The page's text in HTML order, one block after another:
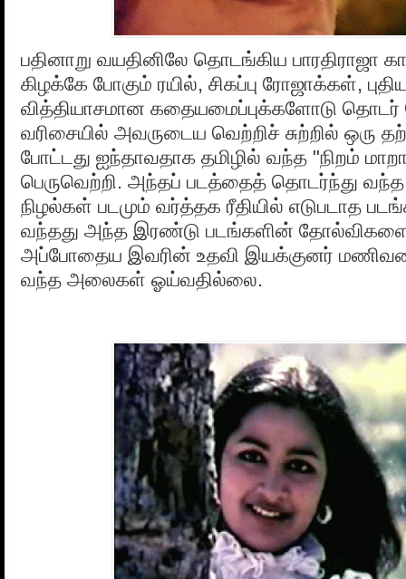
பதினாறு வயதினிலே தொடங்கிய பாரதிராஜா
கிழக்கே போகும் ரயில், சிகப்பு ரோஜாக்கள்,
வித்தியாசமான கதையமைப்புக்களோடு
வரிசையில் அவருடைய வெற்றிச் சுற்றில் ஒரு
போட்டது ஐந்தாவதாக தமிழில் வந்த "நிறம்
பெருவெற்றி. அந்தப் படத்தைத் தொடர்ந்து வந்த
நிழல்கள் படமும் வர்த்தக ரீதியில் எடுபடாத
வந்தது அந்த இரண்டு படங்களின்
அப்போதைய இவரின் உதவி இயக்குனர்
வந்த அலைகள் ஓய்வதில்லை.